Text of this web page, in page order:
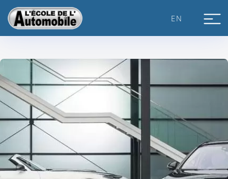
content
EN